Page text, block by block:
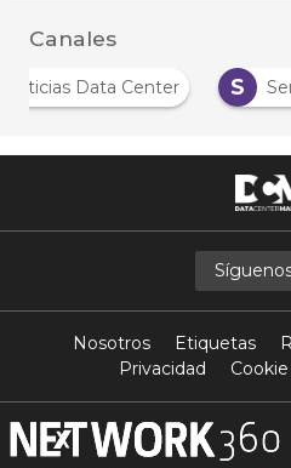
Canales
Noticias Data Center S
Nosotros Etiquetas
Privacidad
Cookie